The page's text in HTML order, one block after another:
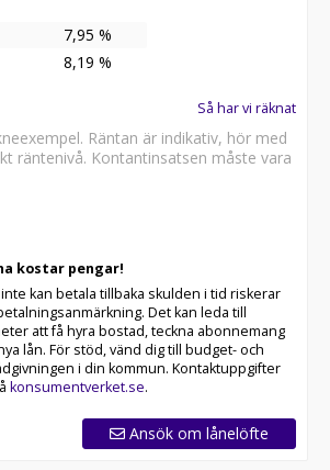
7,95 %
8,19 %
Så har vi räknat
Räntan är indikativ, hör med
räntenivå. Kontantinsatsen måste vara
kostar pengar!
kan betala tillbaka skulden i tid riskerar
Det kan leda till
att få hyra bostad, teckna abonnemang
lån. För stöd, vänd dig till budget- och
i din kommun. Kontaktuppgifter
konsumentverket.se.
Ansök om lånelöfte